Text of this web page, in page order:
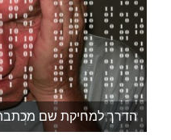
הדרך למחיקת שם מכתבה